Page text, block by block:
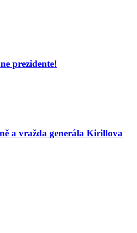
prezidente!
a vražda generála Kirillova